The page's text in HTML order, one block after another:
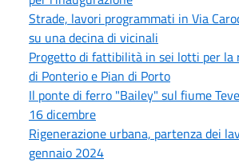
Strade, lavori programmati in Via
su una decina di vicinali
Progetto di fattibilità in sei lotti per la
di Ponterio e Pian di Porto
Il ponte di ferro "Bailey" sul fiume
16 dicembre
Rigenerazione urbana, partenza dei
gennaio 2024